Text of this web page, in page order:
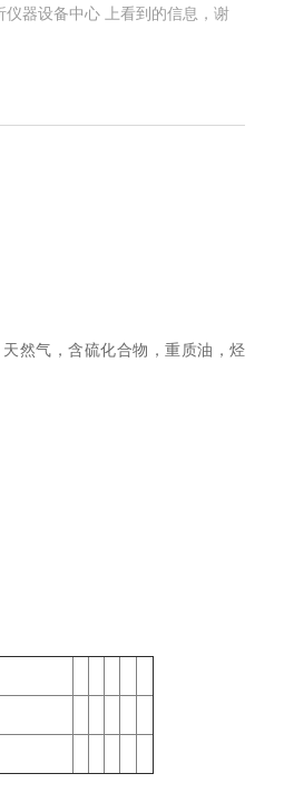
仪器设备中心 上看到的信息，谢
然气，含硫化合物，重质油，烃